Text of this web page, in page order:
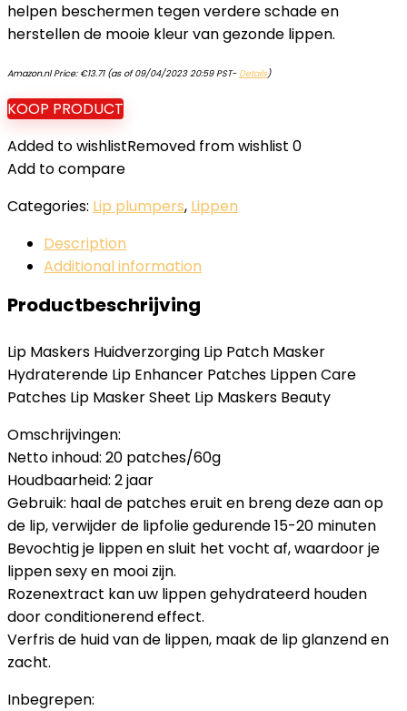
helpen beschermen tegen verdere schade en
herstellen de mooie kleur van gezonde lippen.
Amazon.nl Price: €13.71(as of 09/04/2023 20:59 PST- Details)
KOOP PRODUCT
Added to wishlistRemoved from wishlist 0
Add to compare
Categories: Lip plumpers, Lippen
Description
Additional information
Productbeschrijving
Lip Maskers Huidverzorging Lip Patch Masker
Hydraterende Lip Enhancer Patches Lippen Care
Patches Lip Masker Sheet Lip Maskers Beauty
Omschrijvingen:
Netto inhoud: 20 patches/60g
Houdbaarheid: 2 jaar
Gebruik: haal de patches eruit en breng deze aan op
de lip, verwijder de lipfolie gedurende 15-20 minuten
Bevochtig je lippen en sluit het vocht af, waardoor je
lippen sexy en mooi zijn.
Rozenextract kan uw lippen gehydrateerd houden
door conditionerend effect.
Verfris de huid van de lippen, maak de lip glanzend en
zacht.
Inbegrepen: